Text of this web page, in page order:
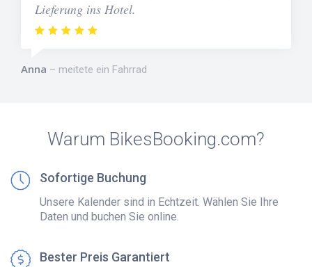
Lieferung ins Hotel.
Anna meitete ein Fahrrad
Warum BikesBooking.com?
Sofortige Buchung
Unsere Kalender sind in Echtzeit. Wählen Sie Ihre
Daten und buchen Sie online.
Bester Preis Garantiert